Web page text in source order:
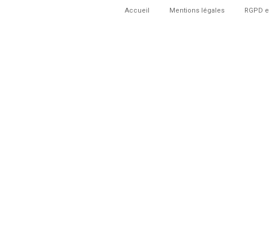
Accueil Mentions légales RGPD